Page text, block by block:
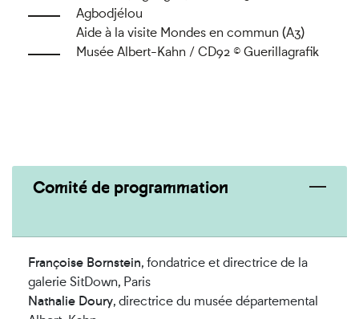
Agbodjélou
Aide à la visite Mondes en commun (A3)
Musée Albert-Kahn / CD92 © Guerillagrafik
Comité de programmation
Françoise Bornstein, fondatrice et directrice de la
galerie SitDown, Paris
Nathalie Doury, directrice du musée départemental